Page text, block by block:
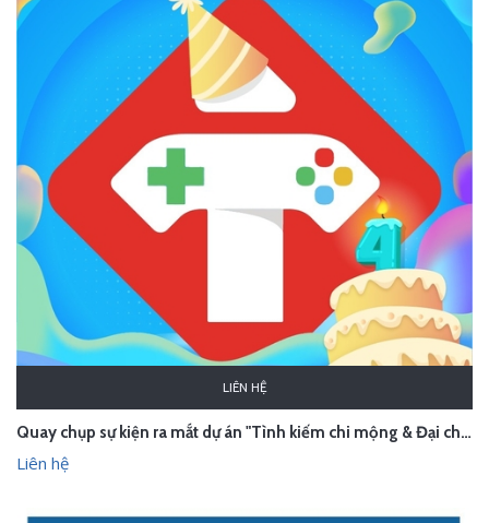
LIÊN HỆ
Quay chụp sự kiện ra mắt dự án "Tình kiếm chi mộng & Đại chiến Loren"
Liên hệ